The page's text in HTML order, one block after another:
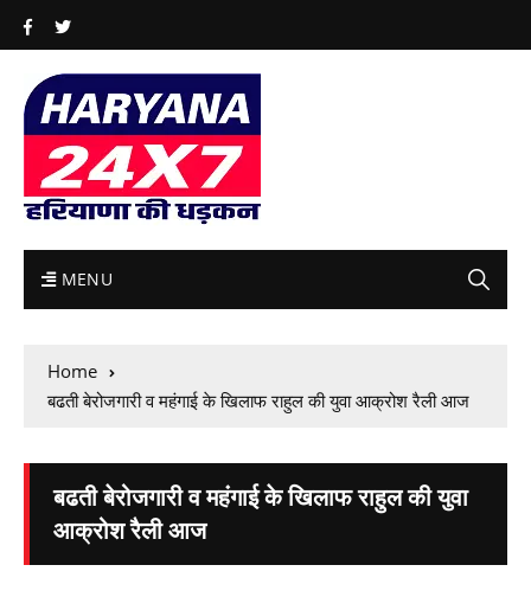
MENU
Home
बढती बेरोजगारी व महंगाई के खिलाफ राहुल की युवा आक्रोश रैली आज
बढती बेरोजगारी व महंगाई के खिलाफ राहुल की युवा
आक्रोश रैली आज